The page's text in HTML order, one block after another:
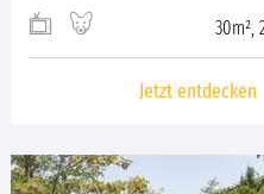
30m²,
Jetzt entdecken